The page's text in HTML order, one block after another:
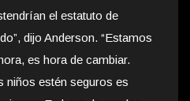
el estatuto de
dijo Anderson. “Estamos
es hora de cambiar.
niños estén seguros es